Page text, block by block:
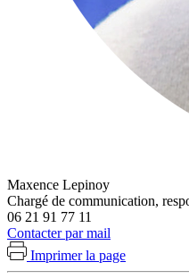
Maxence Lepinoy
Chargé de communication,
06 21 91 77 11
Contacter par mail
Imprimer la page